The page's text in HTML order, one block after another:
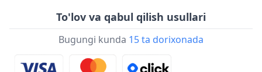
To'lov va qabul qilish usullari
Bugungi kunda 15 ta dorixonada